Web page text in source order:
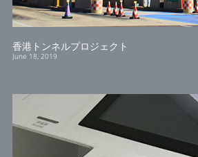
香港トンネルプロジェクト
June 18, 2019